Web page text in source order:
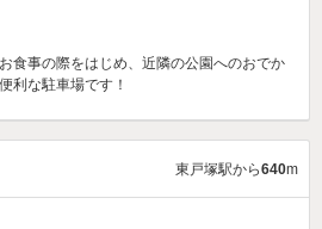
食事の際をはじめ、近隣の公園へのおでか
利な駐車場です！
東戸塚駅から640m